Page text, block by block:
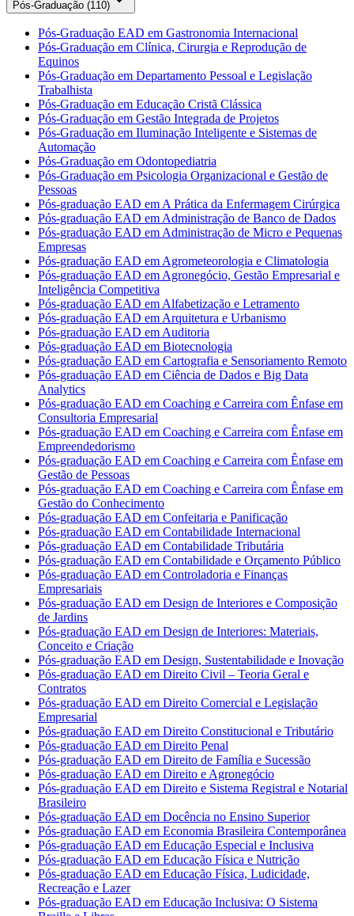
Pós-Graduação (110)
Pós-Graduação EAD em Gastronomia Internacional
Pós-Graduação em Clínica, Cirurgia e Reprodução de
Equinos
Pós-Graduação em Departamento Pessoal e Legislação
Trabalhista
Pós-Graduação em Educação Cristã Clássica
Pós-Graduação em Gestão Integrada de Projetos
Pós-Graduação em Iluminação Inteligente e Sistemas de
Automação
Pós-Graduação em Odontopediatria
Pós-Graduação em Psicologia Organizacional e Gestão de
Pessoas
Pós-graduação EAD em A Prática da Enfermagem Cirúrgica
Pós-graduação EAD em Administração de Banco de Dados
Pós-graduação EAD em Administração de Micro e Pequenas
Empresas
Pós-graduação EAD em Agrometeorologia e Climatologia
Pós-graduação EAD em Agronegócio, Gestão Empresarial e
Inteligência Competitiva
Pós-graduação EAD em Alfabetização e Letramento
Pós-graduação EAD em Arquitetura e Urbanismo
Pós-graduação EAD em Auditoria
Pós-graduação EAD em Biotecnologia
Pós-graduação EAD em Cartografia e Sensoriamento Remoto
Pós-graduação EAD em Ciência de Dados e Big Data
Analytics
Pós-graduação EAD em Coaching e Carreira com Ênfase em
Consultoria Empresarial
Pós-graduação EAD em Coaching e Carreira com Ênfase em
Empreendedorismo
Pós-graduação EAD em Coaching e Carreira com Ênfase em
Gestão de Pessoas
Pós-graduação EAD em Coaching e Carreira com Ênfase em
Gestão do Conhecimento
Pós-graduação EAD em Confeitaria e Panificação
Pós-graduação EAD em Contabilidade Internacional
Pós-graduação EAD em Contabilidade Tributária
Pós-graduação EAD em Contabilidade e Orçamento Público
Pós-graduação EAD em Controladoria e Finanças
Empresariais
Pós-graduação EAD em Design de Interiores e Composição
de Jardins
Pós-graduação EAD em Design de Interiores: Materiais,
Conceito e Criação
Pós-graduação EAD em Design, Sustentabilidade e Inovação
Pós-graduação EAD em Direito Civil – Teoria Geral e
Contratos
Pós-graduação EAD em Direito Comercial e Legislação
Empresarial
Pós-graduação EAD em Direito Constitucional e Tributário
Pós-graduação EAD em Direito Penal
Pós-graduação EAD em Direito de Família e Sucessão
Pós-graduação EAD em Direito e Agronegócio
Pós-graduação EAD em Direito e Sistema Registral e Notarial
Brasileiro
Pós-graduação EAD em Docência no Ensino Superior
Pós-graduação EAD em Economia Brasileira Contemporânea
Pós-graduação EAD em Educação Especial e Inclusiva
Pós-graduação EAD em Educação Física e Nutrição
Pós-graduação EAD em Educação Física, Ludicidade,
Recreação e Lazer
Pós-graduação EAD em Educação Inclusiva: O Sistema